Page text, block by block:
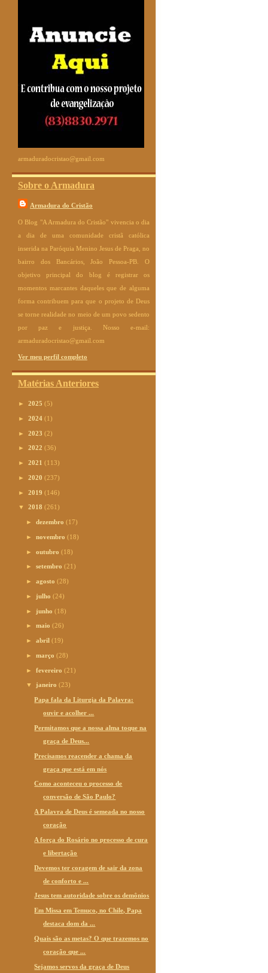
armaduradocristao@gmail.com
Sobre o Armadura
Armadura do Cristão
O Blog "A Armadura do Cristão" vivencia o dia
a dia de uma comunidade cristã católica
inserida na Paróquia Menino Jesus de Praga, no
bairro dos Bancários, João Pessoa-PB. O
objetivo principal do blog é registrar os
momentos marcantes daqueles que de alguma
forma contribuem para que o projeto de Deus
se torne realidade no meio de um povo sedento
por paz e justiça. Nosso e-mail:
armaduradocristao@gmail.com
Ver meu perfil completo
Matérias Anteriores
► 2025 (5)
► 2024 (1)
► 2023 (2)
► 2022 (36)
► 2021 (113)
► 2020 (237)
► 2019 (146)
▼ 2018 (261)
►dezembro(17)
►novembro(18)
►outubro(18)
►setembro(21)
►agosto(28)
► julho(24)
► junho(18)
►maio(26)
►abril(19)
►março(28)
►fevereiro(21)
▼ janeiro(23)
Papa fala da Liturgia da Palavra:
ouvir e acolher ...
Permitamos que a nossa alma toque na
graça de Deus...
Precisamos reacender a chama da
graça que está em nós
Como aconteceu o processo de
conversão de São Paulo?
A Palavra de Deus é semeada no nosso
coração
A força do Rosário no processo de cura
e libertação
Devemos ter coragem de sair da zona
de conforto e ...
Jesus tem autoridade sobre os demônios
Em Missa em Temuco, no Chile, Papa
destaca dom da ...
Quais são as metas? O que trazemos no
coração que ...
Sejamos servos da graça de Deus